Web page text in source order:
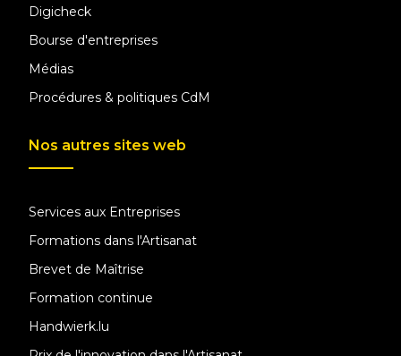
Digicheck
Bourse d'entreprises
Médias
Procédures & politiques CdM
Nos autres sites web
Services aux Entreprises
Formations dans l'Artisanat
Brevet de Maîtrise
Formation continue
Handwierk.lu